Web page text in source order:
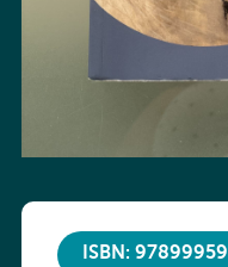
ISBN: